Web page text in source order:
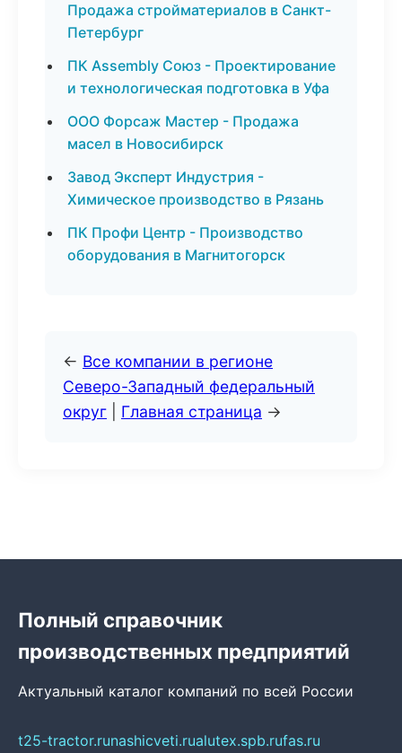
Продажа стройматериалов в Санкт-
Петербург
ПК Assembly Союз - Проектирование
и технологическая подготовка в Уфа
ООО Форсаж Мастер - Продажа
масел в Новосибирск
Завод Эксперт Индустрия -
Химическое производство в Рязань
ПК Профи Центр - Производство
оборудования в Магнитогорск
← Все компании в регионе
Северо-Западный федеральный
округ
Главная страница →
Полный справочник
производственных предприятий
Актуальный каталог компаний по всей России
t25-tractor.runashicveti.rualutex.spb.rufas.ru